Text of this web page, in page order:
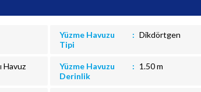
Yüzme Havuzu
Tipi
Dikdörtgen
Havuz
Yüzme Havuzu
Derinlik
1.50 m